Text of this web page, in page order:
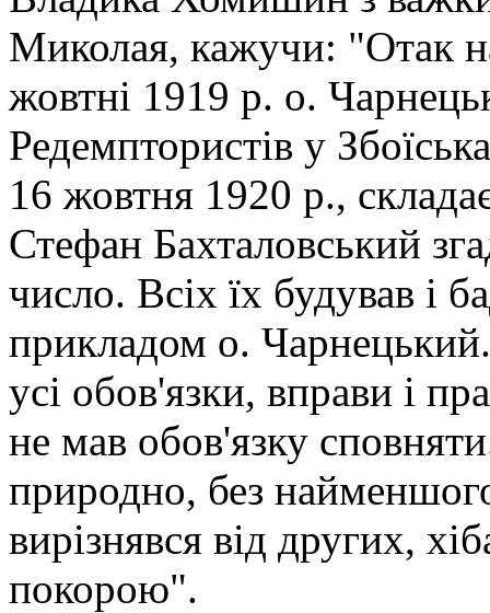
Миколая, кажучи: "Отак
жовтні 1919 р. о.
Редемптористів у
16 жовтня 1920 р.,
Стефан Бахталовський
число. Всіх їх будував і
прикладом о.
усі обов'язки, вправи і
не мав обов'язку
природно, без
вирізнявся від других,
покорою".